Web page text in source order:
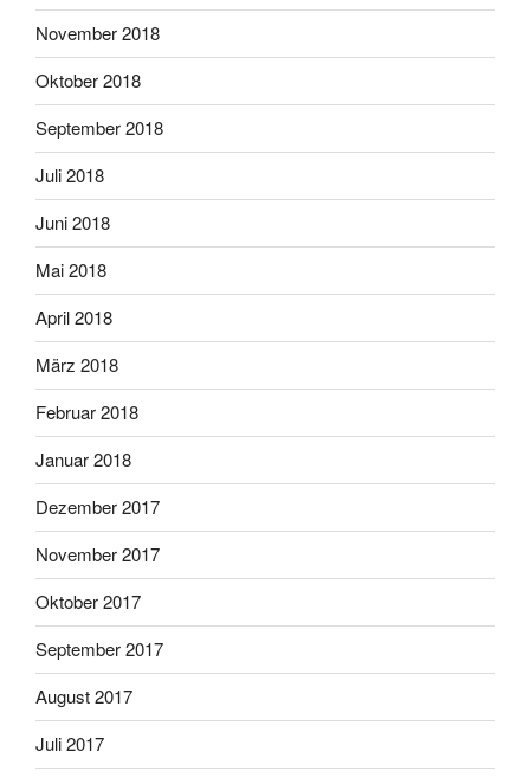
November 2018
Oktober 2018
September 2018
Juli 2018
Juni 2018
Mai 2018
April 2018
März 2018
Februar 2018
Januar 2018
Dezember 2017
November 2017
Oktober 2017
September 2017
August 2017
Juli 2017